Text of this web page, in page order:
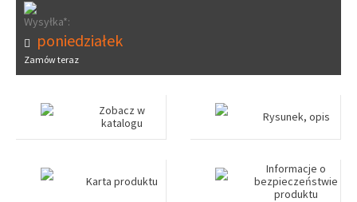
Wysyłka*:
poniedziałek
Zamów teraz
Zobacz w
katalogu
Rysunek, opis
Karta produktu
Informacje o
bezpieczeństwie
produktu